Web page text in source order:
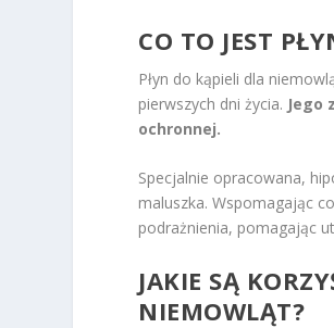
CO TO JEST
Płyn do kąpieli dla
pierwszych dni życia. Jego
ochronnej.
Specjalnie opracowana,
maluszka. Wspomagając
podrażnienia, pomagając
JAKIE SĄ
NIEMOWLĄT?